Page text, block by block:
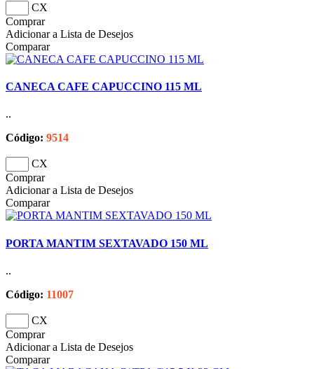
CX
Comprar
Adicionar a Lista de Desejos
Comparar
CANECA CAFE CAPUCCINO 115 ML
..
Código: 9514
CX
Comprar
Adicionar a Lista de Desejos
Comparar
PORTA MANTIM SEXTAVADO 150 ML
..
Código: 11007
CX
Comprar
Adicionar a Lista de Desejos
Comparar